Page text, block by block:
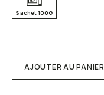
Sachet 100G
AJOUTER AU PANIER